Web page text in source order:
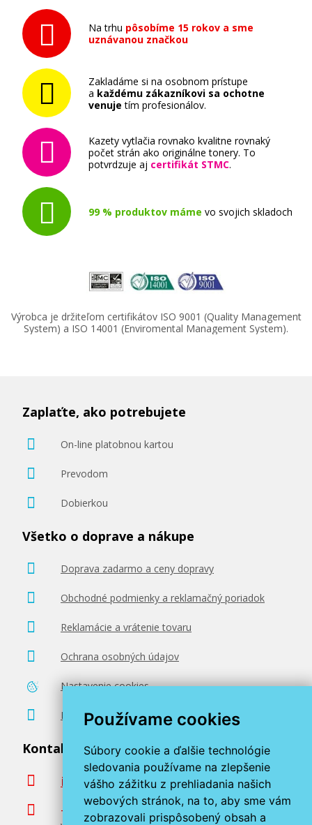
Používame cookies
Súbory cookie a ďalšie technológie
sledovania používame na zlepšenie
vášho zážitku z prehliadania našich
webových stránok, na to, aby sme vám
zobrazovali prispôsobený obsah a
Na trhu pôsobíme 15 rokov a sme
uznávanou značkou
Zakladáme si na osobnom prístupe
a každému zákazníkovi sa ochotne
venuje tím profesionálov.
Kazety vytlačia rovnako kvalitne rovnaký
počet strán ako originálne tonery. To
potvrdzuje aj certifikát STMC.
99 % produktov máme vo svojich skladoch
Výrobca je držiteľom certifikátov ISO 9001 (Quality Management
System) a ISO 14001 (Enviromental Management System).
Zaplaťte, ako potrebujete
On-line platobnou kartou
Prevodom
Dobierkou
Všetko o doprave a nákupe
Doprava zadarmo a ceny dopravy
Obchodné podmienky a reklamačný poriadok
Reklamácie a vrátenie tovaru
Ochrana osobných údajov
Nastavenie cookies
Poradenstvo zadarmo
Kontaktujte nás
info@miroluk.sk
+420 377 222 313